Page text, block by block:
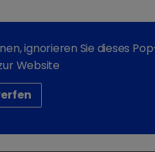
ignorieren Sie dieses
Website